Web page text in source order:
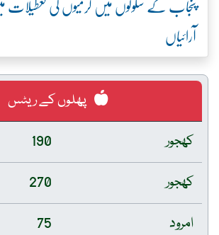
آرائیاں
پھلوں کے ریٹس
کھجور
190
کھجور
270
امرود
75